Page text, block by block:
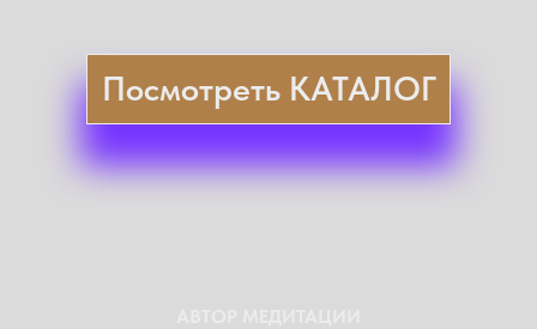
Посмотреть КАТАЛОГ